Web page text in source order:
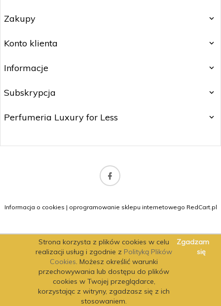
Zakupy
Konto klienta
Informacje
Subskrypcja
Perfumeria Luxury for Less
Informacja o cookies | oprogramowanie sklepu internetowego RedCart.pl
Strona korzysta z plików cookies w celu
realizacji usług i zgodnie z Polityką Plików
Cookies . Możesz określić warunki
przechowywania lub dostępu do plików
cookies w Twojej przeglądarce,
korzystając z witryny, zgadzasz się z ich
stosowaniem.
Zgadzam
się